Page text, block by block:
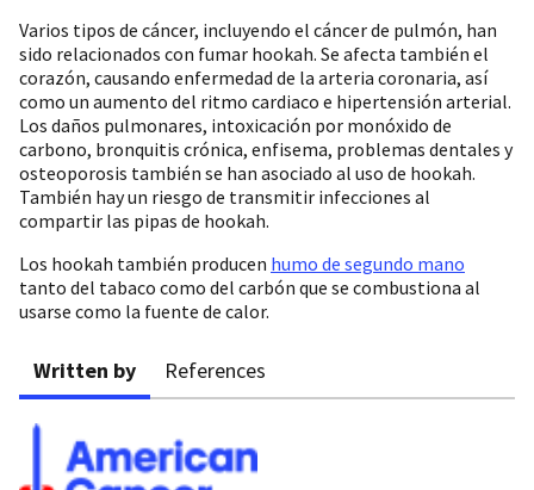
Varios tipos de cáncer, incluyendo el cáncer de pulmón, han
sido relacionados con fumar hookah. Se afecta también el
corazón, causando enfermedad de la arteria coronaria, así
como un aumento del ritmo cardiaco e hipertensión arterial.
Los daños pulmonares, intoxicación por monóxido de
carbono, bronquitis crónica, enfisema, problemas dentales y
osteoporosis también se han asociado al uso de hookah.
También hay un riesgo de transmitir infecciones al
compartir las pipas de hookah.
Los hookah también producen humo de segundo mano
tanto del tabaco como del carbón que se combustiona al
usarse como la fuente de calor.
Written by References